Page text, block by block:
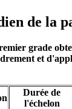
de la
grade
et
Durée de
l'échelon